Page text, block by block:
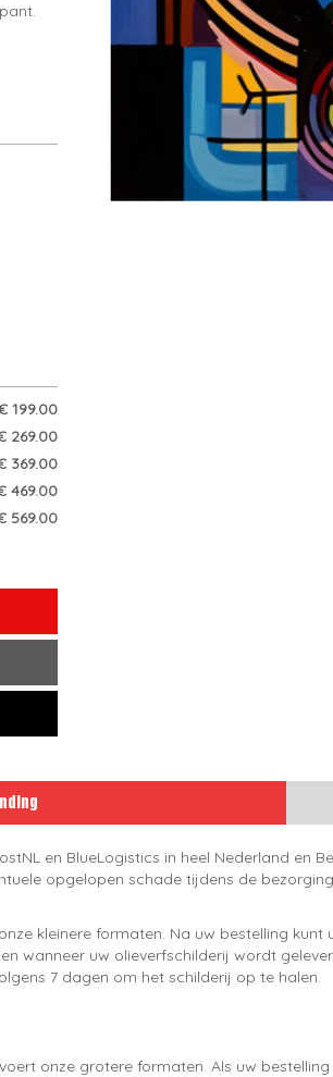
199.00
269.00
369.00
469.00
569.00
en BlueLogistics in heel Nederland en
opgelopen schade tijdens de
kleinere formaten. Na uw bestelling
wanneer uw olieverfschilderij wordt
7 dagen om het schilderij op te halen.
onze grotere formaten. Als uw